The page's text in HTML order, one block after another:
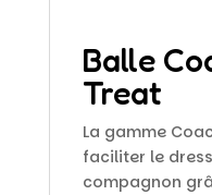
Balle
Treat
La gamme
faciliter le
compagnon